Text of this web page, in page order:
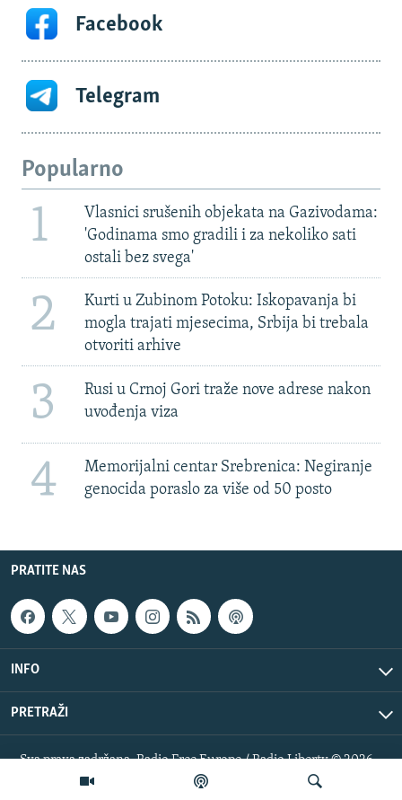
Facebook
Telegram
Popularno
1
Vlasnici srušenih objekata na Gazivodama:
'Godinama smo gradili i za nekoliko sati
ostali bez svega'
2
Kurti u Zubinom Potoku: Iskopavanja bi
mogla trajati mjesecima, Srbija bi trebala
otvoriti arhive
3
Rusi u Crnoj Gori traže nove adrese nakon
uvođenja viza
4
Memorijalni centar Srebrenica: Negiranje
genocida poraslo za više od 50 posto
PRATITE NAS
INFO
PRETRAŽI
Sva prava zadržana. Radio Free Europe / Radio Liberty © 2026
RFE/RL, Inc.